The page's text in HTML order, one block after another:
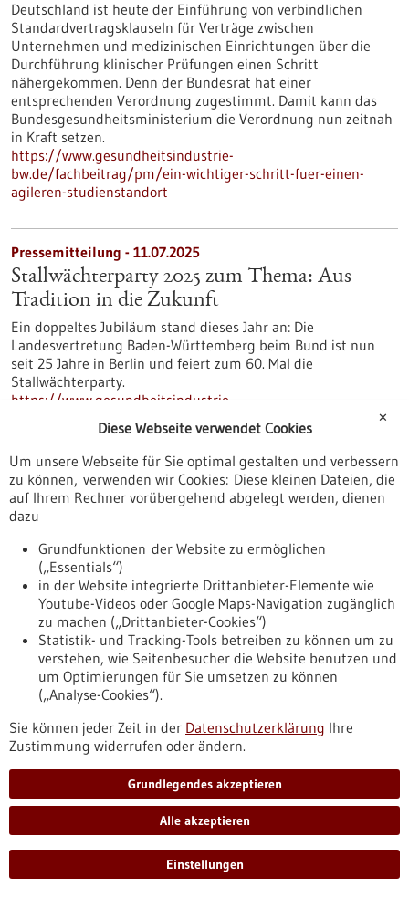
Deutschland ist heute der Einführung von verbindlichen
Standardvertragsklauseln für Verträge zwischen
Unternehmen und medizinischen Einrichtungen über die
Durchführung klinischer Prüfungen einen Schritt
nähergekommen. Denn der Bundesrat hat einer
entsprechenden Verordnung zugestimmt. Damit kann das
Bundesgesundheitsministerium die Verordnung nun zeitnah
in Kraft setzen.
https://www.gesundheitsindustrie-
bw.de/fachbeitrag/pm/ein-wichtiger-schritt-fuer-einen-
agileren-studienstandort
Pressemitteilung - 11.07.2025
Stallwächterparty 2025 zum Thema: Aus
Tradition in die Zukunft
Ein doppeltes Jubiläum stand dieses Jahr an: Die
Landesvertretung Baden-Württemberg beim Bund ist nun
seit 25 Jahre in Berlin und feiert zum 60. Mal die
Stallwächterparty.
https://www.gesundheitsindustrie-
bw.de/fachbeitrag/pm/stallwaechterparty-2025-zum-thema-
aus-tradition-die-zukunft
Pressemitteilung - 11.07.2025
Molekulares Wettrüsten: Wie das Genom sich
gegen Feinde von innen verteidigt
Ein internationales Forschungsteam hat einen Mechanismus
des evolutionären Wettrüstens in menschlichen Zellen
entschlüsselt. Die Ergebnisse geben Einblicke, wie mobile
Elemente in der DNA zelluläre Funktionen für sich
vereinnahmen – und wie die Zelle sich dagegen wehren kann,
um zum Beispiel Tumorbildung oder chronische
Entzündungen zu verhindern.
https://www.gesundheitsindustrie-
bw.de/fachbeitrag/pm/molekulares-wettruesten-wie-das-
genom-sich-gegen-feinde-von-innen-verteidigt
Pressemitteilung - 11.07.2025
PROBASE-Studie als Basis für neue
Prostatakrebs-Leitlinie
Die Deutschen Gesellschaft für Urologie hat eine
✕
Diese Webseite verwendet Cookies
Um unsere Webseite für Sie optimal gestalten und verbessern
zu können, verwenden wir Cookies: Diese kleinen Dateien, die
auf Ihrem Rechner vorübergehend abgelegt werden, dienen
dazu
Grundfunktionen der Website zu ermöglichen
(„Essentials“)
in der Website integrierte Drittanbieter-Elemente wie
Youtube-Videos oder Google Maps-Navigation zugänglich
zu machen („Drittanbieter-Cookies“)
Statistik- und Tracking-Tools betreiben zu können um zu
verstehen, wie Seitenbesucher die Website benutzen und
um Optimierungen für Sie umsetzen zu können
(„Analyse-Cookies“).
Sie können jeder Zeit in der Datenschutzerklärung Ihre
Zustimmung widerrufen oder ändern.
Grundlegendes akzeptieren
Alle akzeptieren
Einstellungen